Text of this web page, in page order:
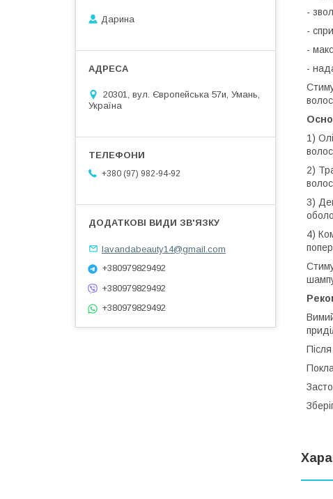
-
-
-
-
1)
2)
3)
4)
Дарина
20301, вул. Європейська 57и, Умань,
Україна
+380 (97) 982-94-92
lavandabeauty14@gmail.com
+380979829492
+380979829492
+380979829492